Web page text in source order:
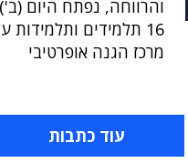
והרווחה, נפתח היום
מרכז הגנה אופרטיבי
עוד כתבות